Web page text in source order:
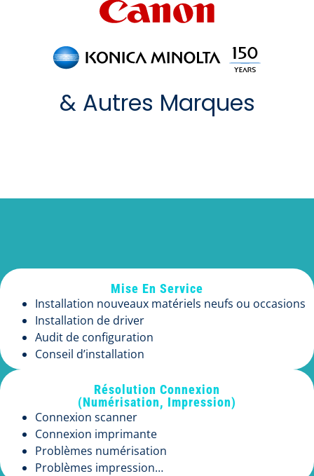
& Autres Marques
Mise En Service
Installation nouveaux matériels neufs ou occasions
Installation de driver
Audit de configuration
Conseil d’installation
Résolution Connexion
(Numérisation, Impression)
Connexion scanner
Connexion imprimante
Problèmes numérisation
Problèmes impression…